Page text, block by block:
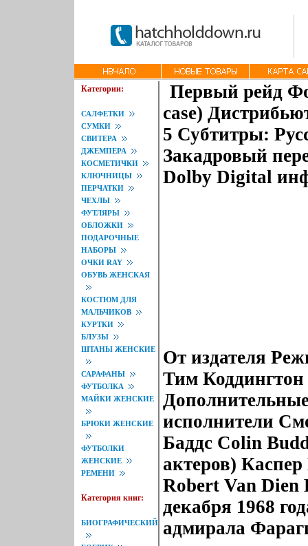
Категории:
САЛФЕТКИ
СУМКИ
СВИТЕРА
ДЖЕМПЕРА
КОСМЕТИЧКИ
КЛЮЧНИЦЫ
ПЕРЧАТКИ
ЧЕХЛЫ
ФУТЛЯРЫ
ОБЛОЖКИ
ПОДАРОЧНЫЕ
НАБОРЫ
ОЧКИ RAY
ОБУВЬ ЖЕНСКАЯ
КОСТЮМ ДЛЯ
МАЛЬЧИКОВ
КУРТКИ
БЛУЗЫ
ШТАНЫ ЖЕНСКИЕ
САРАФАНЫ
ФУТБОЛКА
МАЙКИ ЖЕНСКИЕ
БРЮКИ ЖЕНСКИЕ
ФУТБОЛКИ
ЖЕНСКИЕ
РЕМЕНИ
Категория книг:
БИОГРАФИЧЕСКИЙ
Первый рейд
case)
5 Субтитры:
Закадровый
Dolby Digital
От издателя
Тим Коддингтон
исполнители
Баддс Colin
актеров)
Robert Van Dien
декабря 1968
адмирала